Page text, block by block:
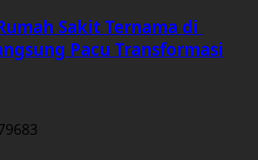
Sakit Ternama di
Pacu Transformasi